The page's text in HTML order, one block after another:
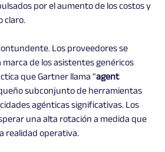
por el aumento de los costos y
claro.
Los proveedores se
de los asistentes genéricos
que Gartner llama "agent
subconjunto de herramientas
agénticas significativas. Los
una alta rotación a medida que
realidad operativa.